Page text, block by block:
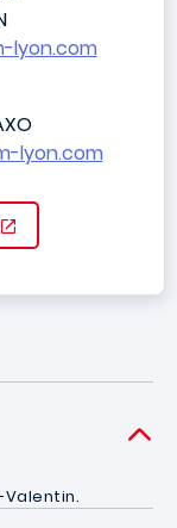
lyon.com
lyon.com